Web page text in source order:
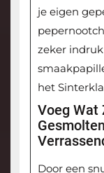
je eigen
zeker
het
Voeg Wat
Door een